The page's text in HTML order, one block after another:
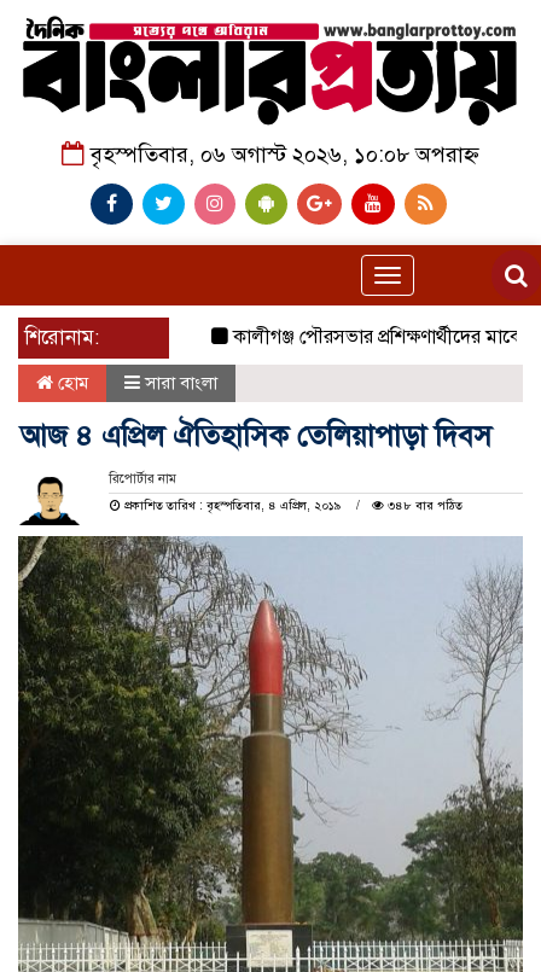
বৃহস্পতিবার, ০৬ অগাস্ট ২০২৬, ১০:০৮ অপরাহ্ন
Toggle
navigation
শিরোনাম:
কালীগঞ্জ পৌরসভার প্রশিক্ষণার্থীদের মাঝে
হোম সারা বাংলা
আজ ৪ এপ্রিল ঐতিহাসিক তেলিয়াপাড়া দিবস
রিপোর্টার নাম
প্রকাশিত তারিখ : বৃহস্পতিবার, ৪ এপ্রিল, ২০১৯
৩৪৮ বার পঠিত